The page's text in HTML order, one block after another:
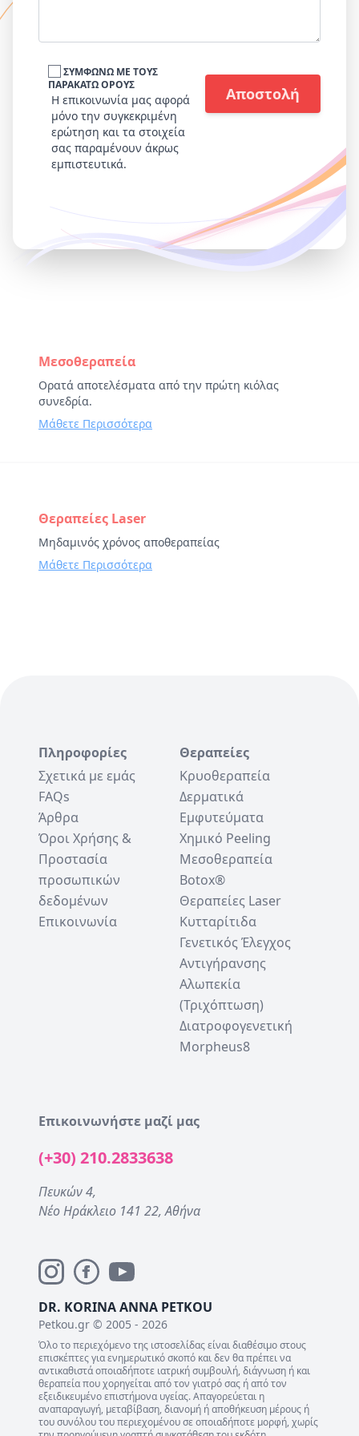
ΣΥΜΦΩΝΩ ΜΕ ΤΟΥΣ
ΠΑΡΑΚΑΤΩ ΟΡΟΥΣ
Η επικοινωνία μας αφορά
μόνο την συγκεκριμένη
ερώτηση και τα στοιχεία
σας παραμένουν άκρως
εμπιστευτικά.
Προηγούμενη θεραπεία:
Μεσοθεραπεία
Ορατά αποτελέσματα από την πρώτη κιόλας
συνεδρία.
Μάθετε Περισσότερα
Επόμενη θεραπεία:
Θεραπείες Laser
Μηδαμινός χρόνος αποθεραπείας
Μάθετε Περισσότερα
DR. KORINA ANNA PETKOU
Petkou.gr © 2005 - 2026
Όλο το περιεχόμενο της ιστοσελίδας είναι διαθέσιμο στους
επισκέπτες για ενημερωτικό σκοπό και δεν θα πρέπει να
αντικαθιστά οποιαδήποτε ιατρική συμβουλή, διάγνωση ή και
θεραπεία που χορηγείται από τον γιατρό σας ή από τον
εξειδικευμένο επιστήμονα υγείας. Απαγορεύεται η
αναπαραγωγή, μεταβίβαση, διανομή ή αποθήκευση μέρους ή
του συνόλου του περιεχομένου σε οποιαδήποτε μορφή, χωρίς
Πληροφορίες
Σχετικά με εμάς
FAQs
Άρθρα
Όροι Χρήσης &
Προστασία
προσωπικών
δεδομένων
Επικοινωνία
Θεραπείες
Κρυοθεραπεία
Δερματικά
Εμφυτεύματα
Χημικό Peeling
Μεσοθεραπεία
Botox®
Θεραπείες Laser
Κυτταρίτιδα
Γενετικός Έλεγχος
Αντιγήρανσης
Αλωπεκία
(Τριχόπτωση)
Διατροφογενετική
Morpheus8
Επικοινωνήστε μαζί μας
(+30) 210.2833638
Πευκών 4,
Νέο Ηράκλειο 141 22, Αθήνα